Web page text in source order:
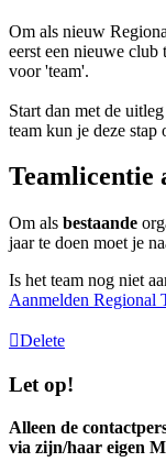
Om als nieuw
eerst een nieuwe club
voor 'team'.
Start dan met de
team kun je deze stap
Teamlicentie
Om als bestaande
jaar te doen moet je
Is het team nog niet
Aanmelden Regional
Delete
Let op!
Alleen de
via zijn/haar eigen